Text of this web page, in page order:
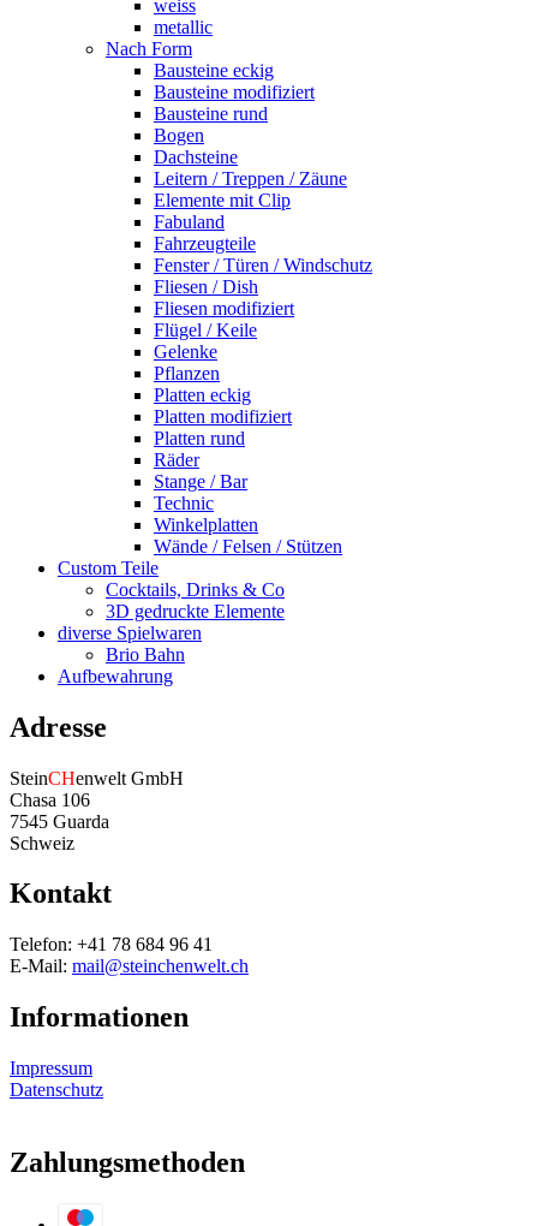
weiss
metallic
Nach Form
Bausteine eckig
Bausteine modifiziert
Bausteine rund
Bogen
Dachsteine
Leitern / Treppen / Zäune
Elemente mit Clip
Fabuland
Fahrzeugteile
Fenster / Türen / Windschutz
Fliesen / Dish
Fliesen modifiziert
Flügel / Keile
Gelenke
Pflanzen
Platten eckig
Platten modifiziert
Platten rund
Räder
Stange / Bar
Technic
Winkelplatten
Wände / Felsen / Stützen
Custom Teile
Cocktails, Drinks & Co
3D gedruckte Elemente
diverse Spielwaren
Brio Bahn
Aufbewahrung
Adresse
SteinCHenwelt GmbH
Chasa 106
7545 Guarda
Schweiz
Kontakt
Telefon: +41 78 684 96 41
E-Mail: mail@steinchenwelt.ch
Informationen
Impressum
Datenschutz
Zahlungsmethoden